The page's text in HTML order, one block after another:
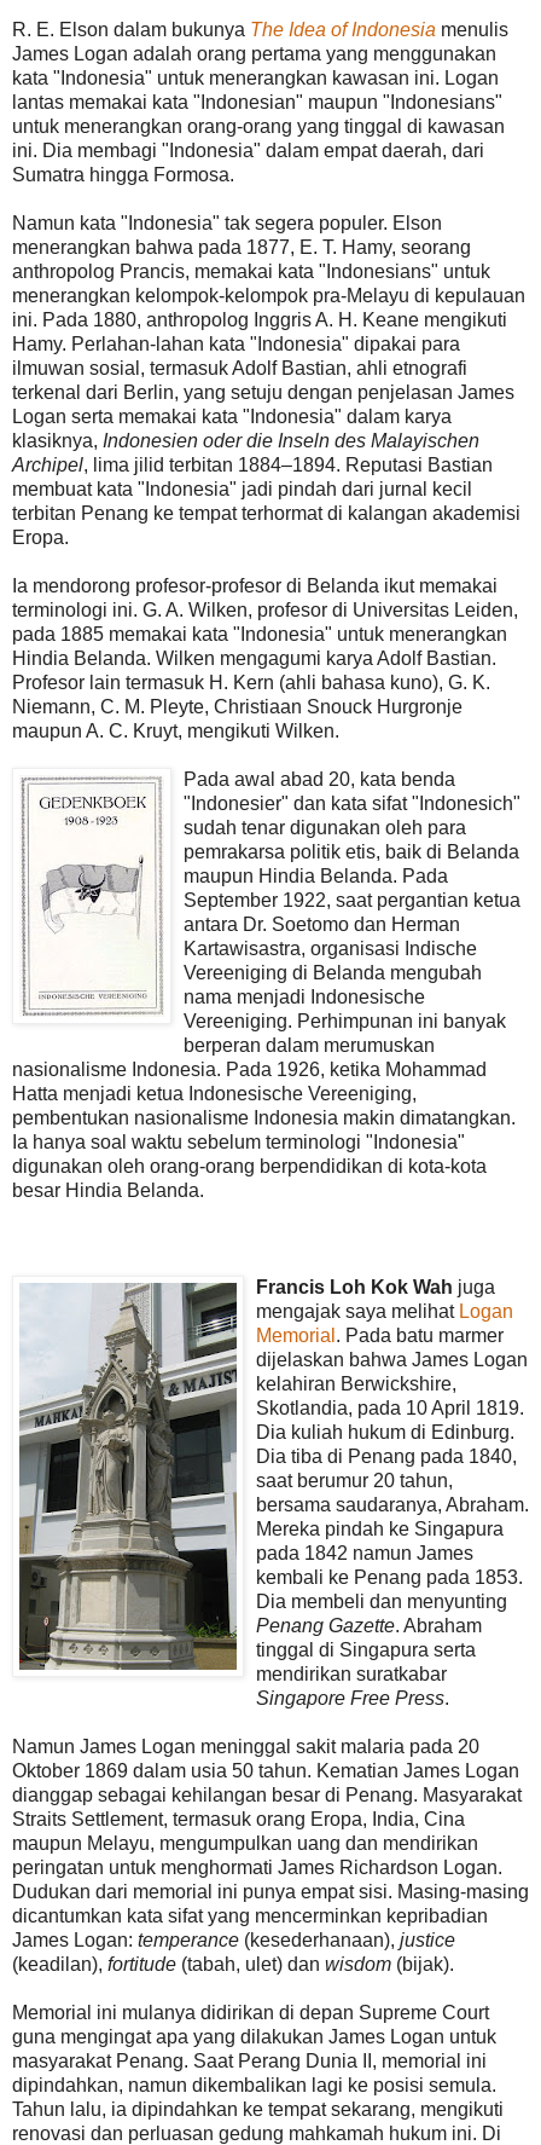
R. E. Elson dalam bukunya The Idea of Indonesia menulis
James Logan adalah orang pertama yang menggunakan
kata "Indonesia" untuk menerangkan kawasan ini. Logan
lantas memakai kata "Indonesian" maupun "Indonesians"
untuk menerangkan orang-orang yang tinggal di kawasan
ini. Dia membagi "Indonesia" dalam empat daerah, dari
Sumatra hingga Formosa.
Namun kata "Indonesia" tak segera populer. Elson
menerangkan bahwa pada 1877, E. T. Hamy, seorang
anthropolog Prancis, memakai kata "Indonesians" untuk
menerangkan kelompok-kelompok pra-Melayu di kepulauan
ini. Pada 1880, anthropolog Inggris A. H. Keane mengikuti
Hamy. Perlahan-lahan kata "Indonesia" dipakai para
ilmuwan sosial, termasuk Adolf Bastian, ahli etnografi
terkenal dari Berlin, yang setuju dengan penjelasan James
Logan serta memakai kata "Indonesia" dalam karya
klasiknya, Indonesien oder die Inseln des Malayischen
Archipel, lima jilid terbitan 1884–1894. Reputasi Bastian
membuat kata "Indonesia" jadi pindah dari jurnal kecil
terbitan Penang ke tempat terhormat di kalangan akademisi
Eropa.
Ia mendorong profesor-profesor di Belanda ikut memakai
terminologi ini. G. A. Wilken, profesor di Universitas Leiden,
pada 1885 memakai kata "Indonesia" untuk menerangkan
Hindia Belanda. Wilken mengagumi karya Adolf Bastian.
Profesor lain termasuk H. Kern (ahli bahasa kuno), G. K.
Niemann, C. M. Pleyte, Christiaan Snouck Hurgronje
maupun A. C. Kruyt, mengikuti Wilken.
Pada awal abad 20, kata benda
"Indonesier" dan kata sifat "Indonesich"
sudah tenar digunakan oleh para
pemrakarsa politik etis, baik di Belanda
maupun Hindia Belanda. Pada
September 1922, saat pergantian ketua
antara Dr. Soetomo dan Herman
Kartawisastra, organisasi Indische
Vereeniging di Belanda mengubah
nama menjadi Indonesische
Vereeniging. Perhimpunan ini banyak
berperan dalam merumuskan
nasionalisme Indonesia. Pada 1926, ketika Mohammad
Hatta menjadi ketua Indonesische Vereeniging,
pembentukan nasionalisme Indonesia makin dimatangkan.
Ia hanya soal waktu sebelum terminologi "Indonesia"
digunakan oleh orang-orang berpendidikan di kota-kota
besar Hindia Belanda.
Francis Loh Kok Wah juga
mengajak saya melihat Logan
Memorial . Pada batu marmer
dijelaskan bahwa James Logan
kelahiran Berwickshire,
Skotlandia, pada 10 April 1819.
Dia kuliah hukum di Edinburg.
Dia tiba di Penang pada 1840,
saat berumur 20 tahun,
bersama saudaranya, Abraham.
Mereka pindah ke Singapura
pada 1842 namun James
kembali ke Penang pada 1853.
Dia membeli dan menyunting
Penang Gazette. Abraham
tinggal di Singapura serta
mendirikan suratkabar
Singapore Free Press.
Namun James Logan meninggal sakit malaria pada 20
Oktober 1869 dalam usia 50 tahun. Kematian James Logan
dianggap sebagai kehilangan besar di Penang. Masyarakat
Straits Settlement, termasuk orang Eropa, India, Cina
maupun Melayu, mengumpulkan uang dan mendirikan
peringatan untuk menghormati James Richardson Logan.
Dudukan dari memorial ini punya empat sisi. Masing-masing
dicantumkan kata sifat yang mencerminkan kepribadian
James Logan: temperance (kesederhanaan), justice
(keadilan), fortitude (tabah, ulet) dan wisdom (bijak).
Memorial ini mulanya didirikan di depan Supreme Court
guna mengingat apa yang dilakukan James Logan untuk
masyarakat Penang. Saat Perang Dunia II, memorial ini
dipindahkan, namun dikembalikan lagi ke posisi semula.
Tahun lalu, ia dipindahkan ke tempat sekarang, mengikuti
renovasi dan perluasan gedung mahkamah hukum ini. Di